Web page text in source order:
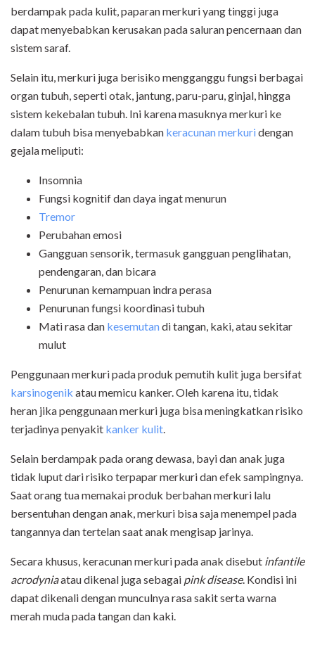
berdampak pada kulit, paparan merkuri yang tinggi juga
dapat menyebabkan kerusakan pada saluran pencernaan dan
sistem saraf.
Selain itu, merkuri juga berisiko mengganggu fungsi berbagai
organ tubuh, seperti otak, jantung, paru-paru, ginjal, hingga
sistem kekebalan tubuh. Ini karena masuknya merkuri ke
dalam tubuh bisa menyebabkan keracunan merkuridengan
gejala meliputi:
Insomnia
Fungsi kognitif dan daya ingat menurun
Tremor
Perubahan emosi
Gangguan sensorik, termasuk gangguan penglihatan,
pendengaran, dan bicara
Penurunan kemampuan indra perasa
Penurunan fungsi koordinasi tubuh
Mati rasa dan kesemutandi tangan, kaki, atau sekitar
mulut
Penggunaan merkuri pada produk pemutih kulit juga bersifat
karsinogenik atau memicu kanker. Oleh karena itu, tidak
heran jika penggunaan merkuri juga bisa meningkatkan risiko
terjadinya penyakit kanker kulit
Selain berdampak pada orang dewasa, bayi dan anak juga
tidak luput dari risiko terpapar merkuri dan efek sampingnya.
Saat orang tua memakai produk berbahan merkuri lalu
bersentuhan dengan anak, merkuri bisa saja menempel pada
tangannya dan tertelan saat anak mengisap jarinya.
Secara khusus, keracunan merkuri pada anak disebut infantile
acrodyniaatau dikenal juga sebagai pink disease. Kondisi ini
dapat dikenali dengan munculnya rasa sakit serta warna
merah muda pada tangan dan kaki.